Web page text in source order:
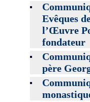
Evêques
l’Œuvre
fondateur
père